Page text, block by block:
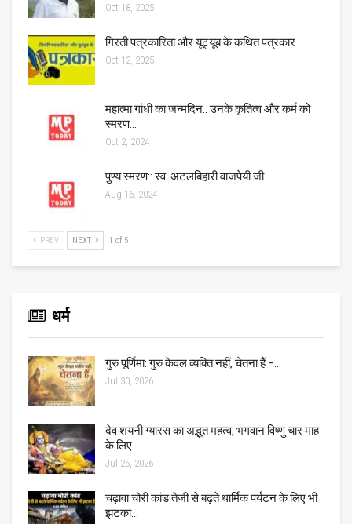
Oct 18, 2025
गिरती पत्रकारिता और यूट्यूब के कथित पत्रकार
Oct 12, 2025
महात्मा गांधी का जन्मदिन:: उनके कृतित्व और कर्म को
स्मरण…
Oct 2, 2024
पुण्य स्मरण:: स्व. अटलबिहारी वाजपेयी जी
Aug 16, 2024
PREV NEXT 1 of 5
धर्म
गुरु पूर्णिमा: गुरु केवल व्यक्ति नहीं, चेतना हैं –…
Jul 30, 2026
देव शयनी ग्यारस का अद्भुत महत्व, भगवान विष्णु चार माह
के लिए…
Jul 25, 2026
चढ़ावा चोरी कांड तेजी से बढ़ते धार्मिक पर्यटन के लिए भी
झटका…